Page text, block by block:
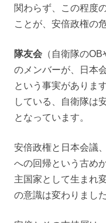
関わらず、この程度
ことが、安倍政権の
隊友会 （自衛隊の
のメンバーが、日本
という事実がありま
している、自衛隊は
となっています。
安倍政権と日本会議
への回帰という古め
主国家として生まれ
の意識は変わりました